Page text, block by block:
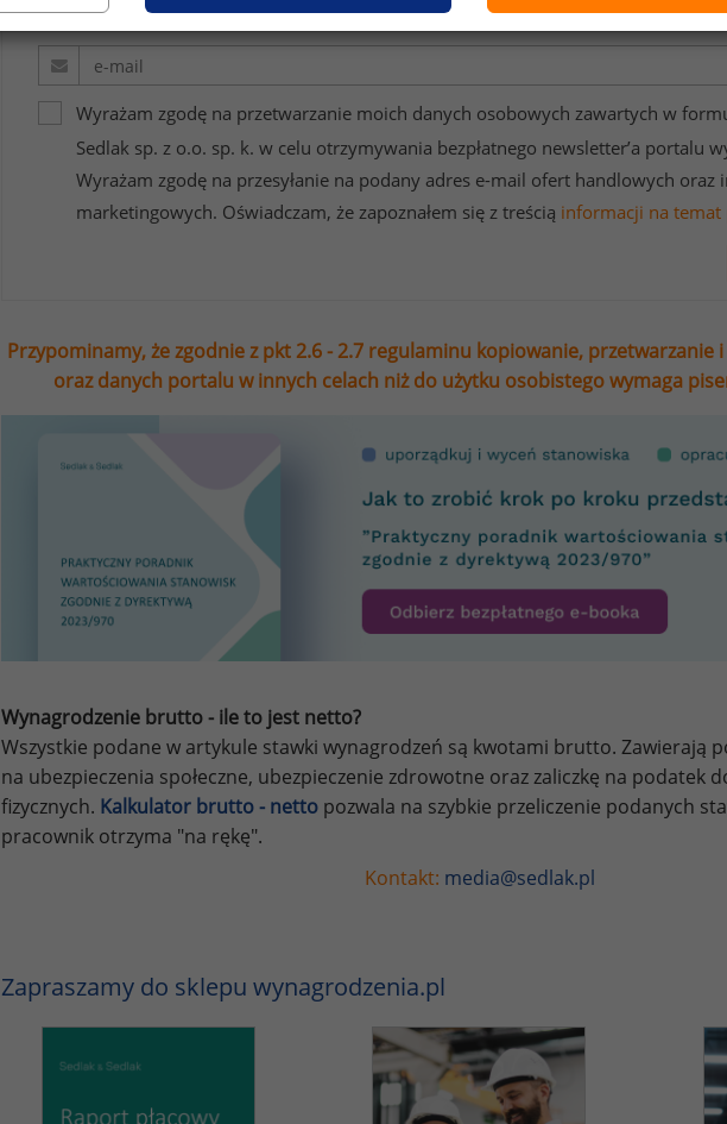
Wyrażam zgodę na przetwarzanie moich danych osobowych zawartych w
Sedlak sp. z o.o. sp. k. w celu otrzymywania bezpłatnego newsletter’a portalu
Wyrażam zgodę na przesyłanie na podany adres e-mail ofert handlowych oraz
marketingowych. Oświadczam, że zapoznałem się z treścią informacji na temat
Przypominamy, że zgodnie z pkt 2.6 - 2.7 regulaminu kopiowanie, przetwarzanie
oraz danych portalu w innych celach niż do użytku osobistego wymaga
Wynagrodzenie brutto - ile to jest netto?
Wszystkie podane w artykule stawki wynagrodzeń są kwotami brutto. Zawierają
na ubezpieczenia społeczne, ubezpieczenie zdrowotne oraz zaliczkę na podatek
fizycznych. Kalkulator brutto - netto pozwala na szybkie przeliczenie podanych
pracownik otrzyma "na rękę".
Kontakt: media@sedlak.pl
Zapraszamy do sklepu wynagrodzenia.pl